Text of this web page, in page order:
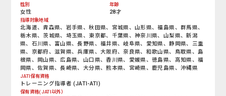
性別
女性
年齢
28才
指導対象地域
北海道、青森県、岩手県、秋田県、宮城県、山形県、福島県、群馬県、
栃木県、茨城県、埼玉県、東京都、千葉県、神奈川県、山梨県、新潟
県、石川県、富山県、長野県、福井県、岐阜県、愛知県、静岡県、三重
県、京都府、滋賀県、兵庫県、大阪府、奈良県、和歌山県、鳥取県、島
根県、岡山県、広島県、山口県、香川県、愛媛県、徳島県、高知県、福
岡県、佐賀県、長崎県、大分県、熊本県、宮崎県、鹿児島県、沖縄県
JATI保有資格
トレーニング指導者 (JATI-ATI)
保有資格(JATI以外）